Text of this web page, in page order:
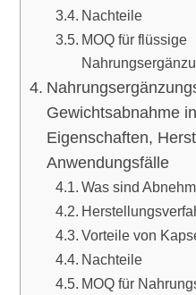
Nachteile
MOQ für flüssige
Gewichtsabnahme
Eigenschaften,
Anwendungsfälle
Was sind
Vorteile von
Nachteile
MOQ für